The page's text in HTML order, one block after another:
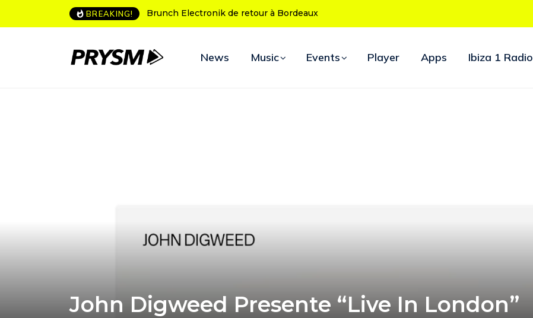
BREAKING!
Electronik de retour à BordeauxL’Amnesia Ibiza fête ses 50 ans : le
programme des soirées d’ouverture
News Music Events Player Apps Ibiza 1 Radio
John Digweed Presente “Live In London”